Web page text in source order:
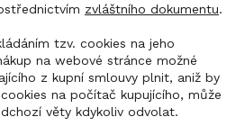
zvláštního dokumentu.
tzv. cookies na jeho
na webové stránce možné
z kupní smlouvy plnit, aniž by
na počítač kupujícího, může
věty kdykoliv odvolat.